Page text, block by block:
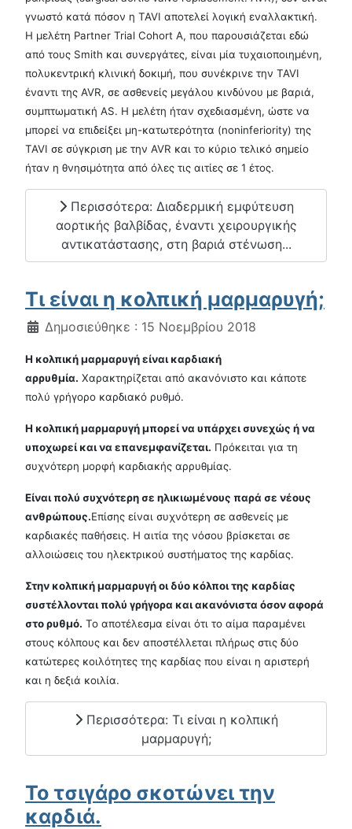
γνωστό κατά πόσον η TAVI αποτελεί λογική εναλλακτική.
Η μελέτη Partner Trial Cohort A, που παρουσιάζεται εδώ
από τους Smith και συνεργάτες, είναι μία τυχαιοποιημένη,
πολυκεντρική κλινική δοκιμή, που συνέκρινε την TAVI
έναντι της AVR, σε ασθενείς μεγάλου κινδύνου με βαριά,
συμπτωματική AS. Η μελέτη ήταν σχεδιασμένη, ώστε να
μπορεί να επιδείξει μη-κατωτερότητα (noninferiority) της
TAVI σε σύγκριση με την AVR και το κύριο τελικό σημείο
ήταν η θνησιμότητα από όλες τις αιτίες σε 1 έτος.
Περισσότερα: Διαδερμική εμφύτευση
αορτικής βαλβίδας, έναντι χειρουργικής
αντικατάστασης, στη βαριά στένωση...
Τι είναι η κολπική μαρμαρυγή;
Λεπτομέρειες
Δημοσιεύθηκε : 15 Νοεμβρίου 2018
Η κολπική μαρμαρυγή είναι καρδιακή
αρρυθμία. Χαρακτηρίζεται από ακανόνιστο και κάποτε
πολύ γρήγορο καρδιακό ρυθμό.
Η κολπική μαρμαρυγή μπορεί να υπάρχει συνεχώς ή να
υποχωρεί και να επανεμφανίζεται. Πρόκειται για τη
συχνότερη μορφή καρδιακής αρρυθμίας.
Είναι πολύ συχνότερη σε ηλικιωμένους παρά σε νέους
ανθρώπους.Επίσης είναι συχνότερη σε ασθενείς με
καρδιακές παθήσεις. Η αιτία της νόσου βρίσκεται σε
αλλοιώσεις του ηλεκτρικού συστήματος της καρδίας.
Στην κολπική μαρμαρυγή οι δύο κόλποι της καρδίας
συστέλλονται πολύ γρήγορα και ακανόνιστα όσον αφορά
στο ρυθμό. Το αποτέλεσμα είναι ότι το αίμα παραμένει
στους κόλπους και δεν αποστέλλεται πλήρως στις δύο
κατώτερες κοιλότητες της καρδίας που είναι η αριστερή
και η δεξιά κοιλία.
Περισσότερα: Τι είναι η κολπική
μαρμαρυγή;
Το τσιγάρο σκοτώνει την
καρδιά.